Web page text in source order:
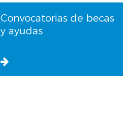
Convocatorias de becas
y ayudas